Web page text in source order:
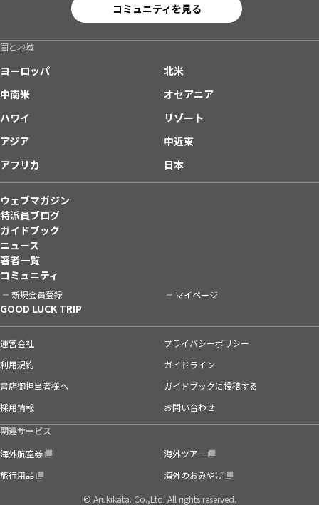
コミュニティを見る
国と地域
ヨーロッパ
北米
中南米
オセアニア
ハワイ
リゾート
アジア
中近東
アフリカ
日本
ウェブマガジン
特派員ブログ
ガイドブック
ニュース
著者一覧
コミュニティ
新規会員登録 マイページ
GOOD LUCK TRIP
運営会社
プライバシーポリシー
利用規約
ガイドライン
書店御担当者様へ
ガイドブックに投稿する
採用情報
お問い合わせ
関連サービス
海外航空券
海外ツアー
旅行用品
海外のおみやげ
© Arukikata. Co.,Ltd. All rights reserved.